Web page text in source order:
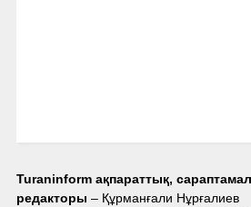
Turaninform ақпараттық,
редакторы – Құрманғали Нұрғалиев